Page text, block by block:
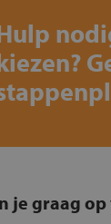
je graag op